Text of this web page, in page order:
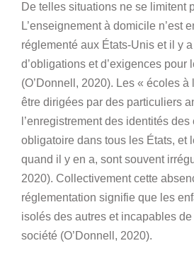
De telles situations ne se limitent
L’enseignement à domicile n’est
réglementé aux États-Unis et il y
d’obligations et d’exigences pour
(O’Donnell, 2020). Les « écoles
être dirigées par des particuliers
l’enregistrement des identités des
obligatoire dans tous les États, et
quand il y en a, sont souvent
2020). Collectivement cette
réglementation signifie que les
isolés des autres et incapables
société (O’Donnell, 2020).